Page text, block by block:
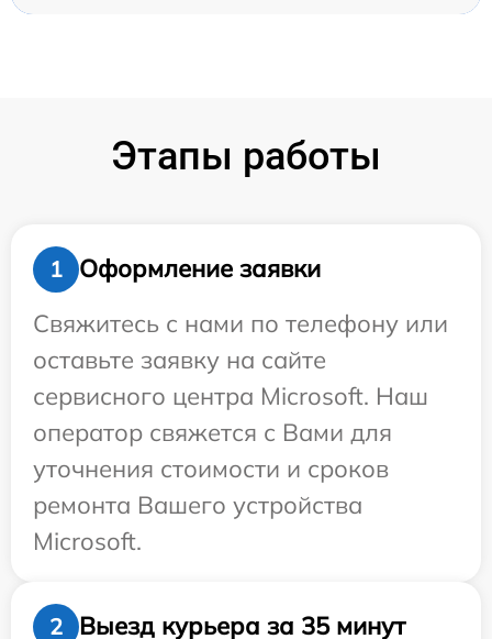
Этапы работы
1
Оформление заявки
Свяжитесь с нами по телефону или
оставьте заявку на сайте
сервисного центра Microsoft. Наш
оператор свяжется с Вами для
уточнения стоимости и сроков
ремонта Вашего устройства
Microsoft.
2 Выезд курьера за 35 минут